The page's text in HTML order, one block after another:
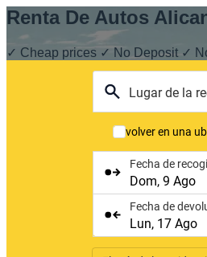
Renta De Autos
✓ Cheap prices ✓ No Deposit ✓